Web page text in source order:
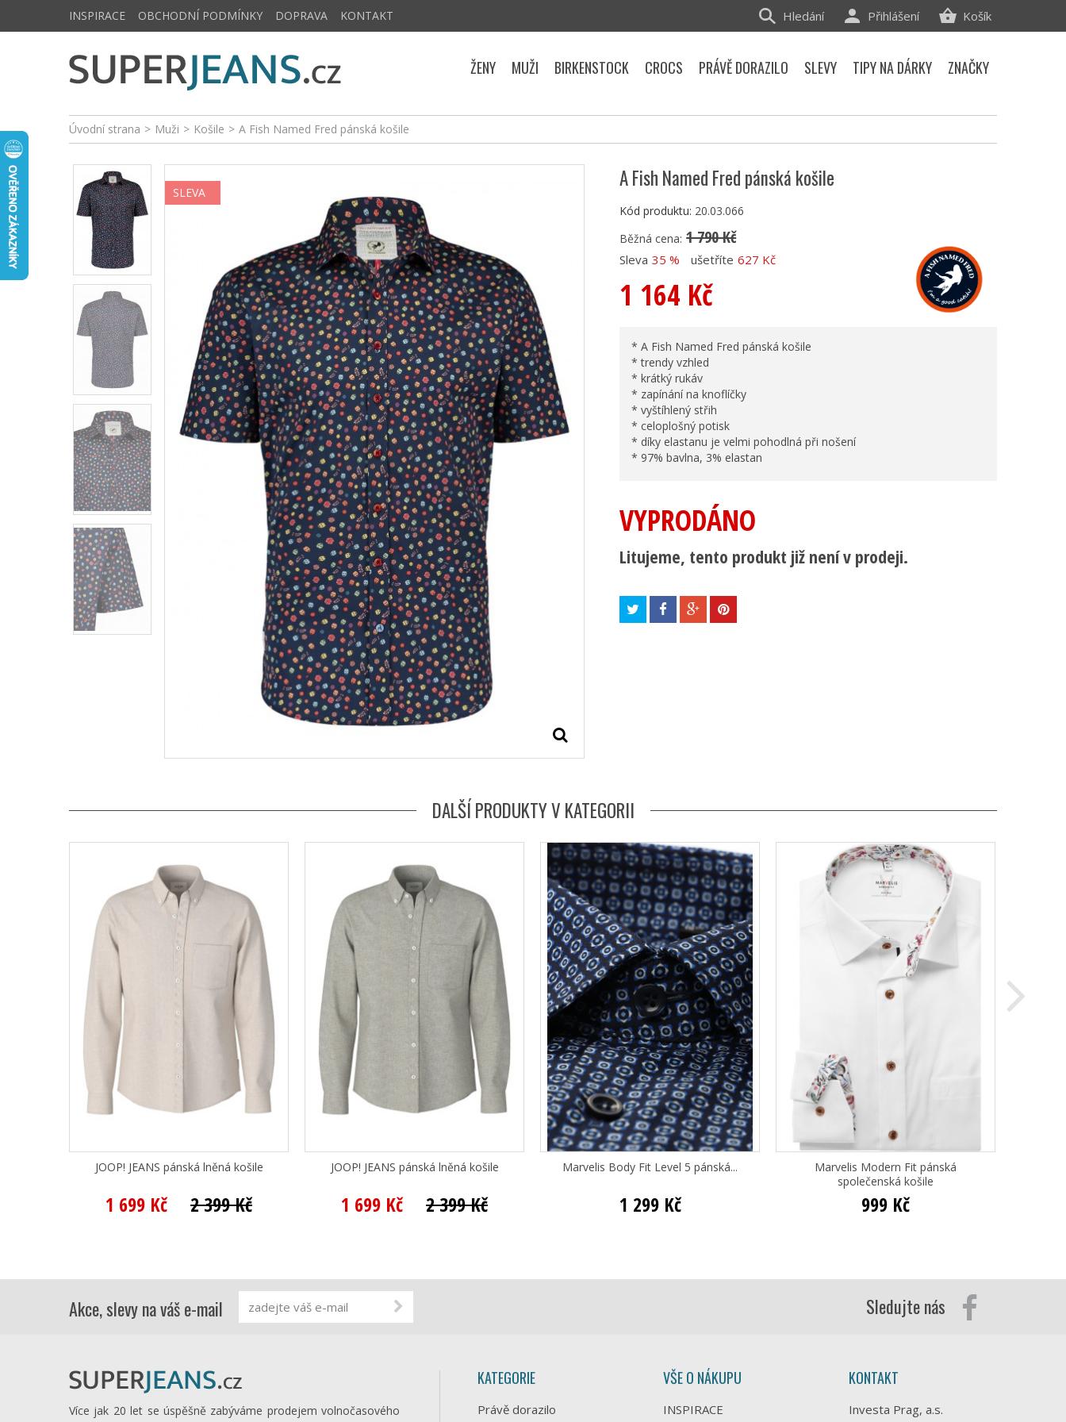
Úvodní strana > Muži > Košile > A Fish Named Fred pánská košile
SLEVA
A Fish Named Fred pánská košile
Kód produktu: 20.03.066
Běžná cena: 1 790 Kč
Sleva 35 % ušetříte 627 Kč
1 164 Kč
* A Fish Named Fred pánská košile
* trendy vzhled
* krátký rukáv
* zapínání na knoflíčky
* vyštíhlený střih
* celoplošný potisk
* díky elastanu je velmi pohodlná při nošení
* 97% bavlna, 3% elastan
VYPRODÁNO
Litujeme, tento produkt již není v prodeji.
DALŠÍ PRODUKTY V KATEGORII
JOOP! JEANS pánská lněná košile
1 699 Kč 2 399 Kč
JOOP! JEANS pánská lněná košile
1 699 Kč 2 399 Kč
Marvelis Body Fit Level 5 pánská...
1 299 Kč
Marvelis Modern Fit pánská
společenská košile
999 Kč
INSPIRACE OBCHODNÍ PODMÍNKY DOPRAVA KONTAKT Košík
Přihlášení
Hledání
ŽENY MUŽI BIRKENSTOCK CROCS PRÁVĚ DORAZILO SLEVY TIPY NA DÁRKY ZNAČKY
Akce, slevy na váš e-mail Sledujte nás
Více jak 20 let se úspěšně zabýváme prodejem volnočasového
KATEGORIE
Právě dorazilo
VŠE O NÁKUPU
INSPIRACE
KONTAKT
Investa Prag, a.s.